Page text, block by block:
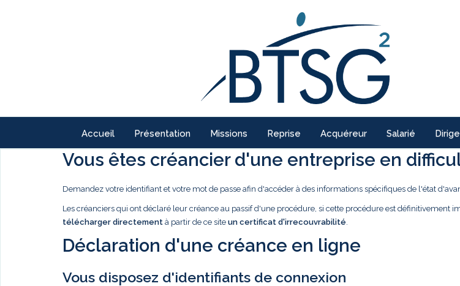
Accueil Présentation Missions Reprise Acquéreur Salarié
Vous êtes créancier d'une entreprise en
Demandez votre identifiant et votre mot de passe afin d'accéder à des informations spécifiques de l'état
Les créanciers qui ont déclaré leur créance au passif d'une procédure, si cette procédure est définitivement
télécharger directement à partir de ce site un certificat d'irrecouvrabilité.
Déclaration d'une créance en ligne
Vous disposez d'identifiants de connexion